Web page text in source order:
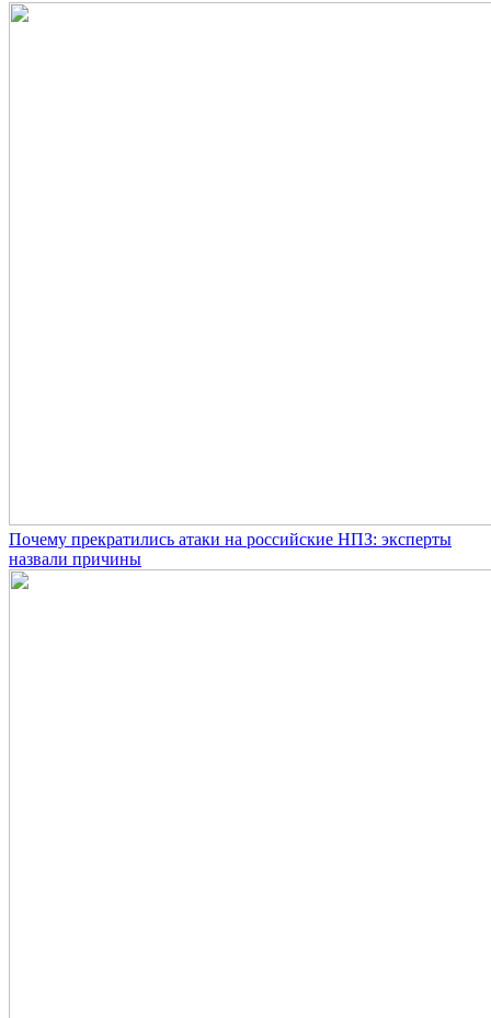
Почему прекратились атаки на российские НПЗ: эксперты
назвали причины